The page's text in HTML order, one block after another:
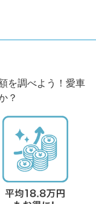
を調べよう！愛車
？